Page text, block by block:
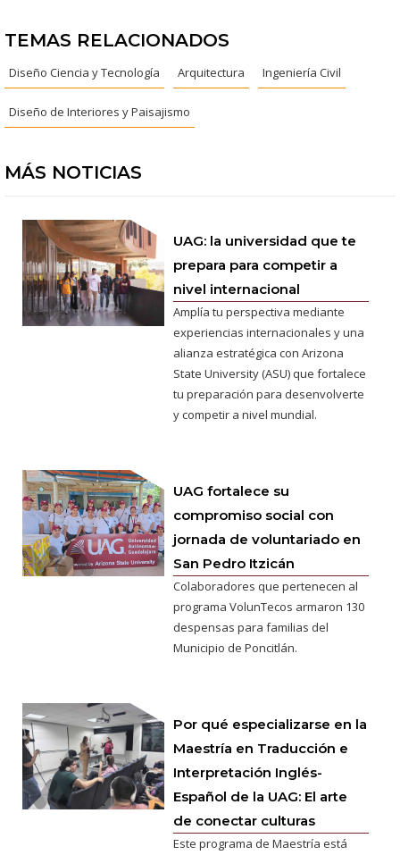
TEMAS RELACIONADOS
Diseño Ciencia y Tecnología Arquitectura Ingeniería Civil
Diseño de Interiores y Paisajismo
MÁS NOTICIAS
UAG: la universidad que te
prepara para competir a
nivel internacional
Amplía tu perspectiva mediante
experiencias internacionales y una
alianza estratégica con Arizona
State University (ASU) que fortalece
tu preparación para desenvolverte
y competir a nivel mundial.
UAG fortalece su
compromiso social con
jornada de voluntariado en
San Pedro Itzicán
Colaboradores que pertenecen al
programa VolunTecos armaron 130
despensas para familias del
Municipio de Poncitlán.
Por qué especializarse en la
Maestría en Traducción e
Interpretación Inglés-
Español de la UAG: El arte
de conectar culturas
Este programa de Maestría está